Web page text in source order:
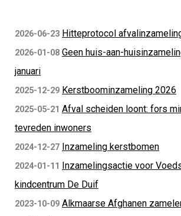
2026-06-23 Hitteprotocol
2026-01-08 Geen huis-aan-
januari
2025-12-29 Kerstboominzameling 2026
2025-05-21 Afval scheiden loont: fors
tevreden inwoners
2024-12-27 Inzameling kerstbomen
2024-01-11
Inzamelingsactie voor
kindcentrum De Duif
2023-10-09 Alkmaarse Afghanen